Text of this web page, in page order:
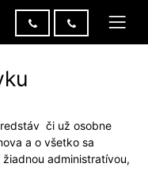
či už osobne
a o všetko sa
administratívou,